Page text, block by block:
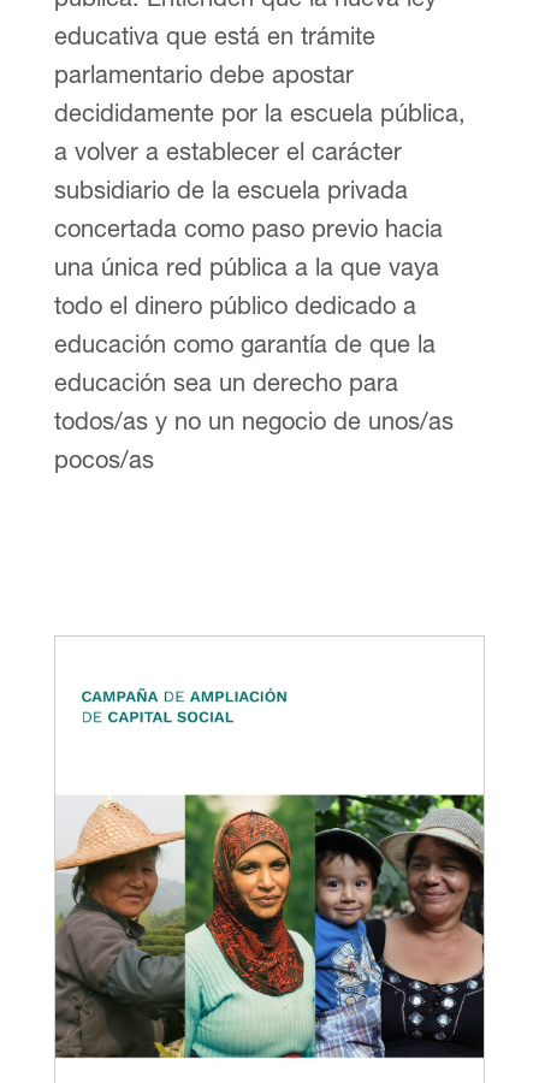
educativa que está en trámite
parlamentario debe apostar
decididamente por la escuela pública,
a volver a establecer el carácter
subsidiario de la escuela privada
concertada como paso previo hacia
una única red pública a la que vaya
todo el dinero público dedicado a
educación como garantía de que la
educación sea un derecho para
todos/as y no un negocio de unos/as
pocos/as